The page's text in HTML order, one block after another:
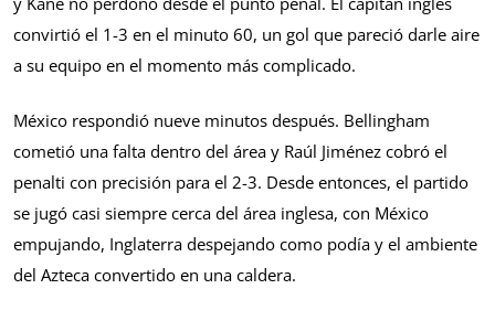
convirtió el 1-3 en el minuto 60, un gol que pareció darle aire
a su equipo en el momento más complicado.
México respondió nueve minutos después. Bellingham
cometió una falta dentro del área y Raúl Jiménez cobró el
penalti con precisión para el 2-3. Desde entonces, el partido
se jugó casi siempre cerca del área inglesa, con México
empujando, Inglaterra despejando como podía y el ambiente
del Azteca convertido en una caldera.